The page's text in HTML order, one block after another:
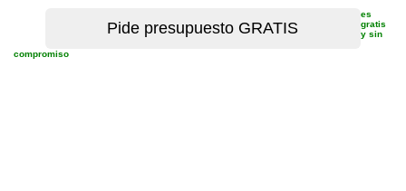
es
gratis
y sin
compromiso